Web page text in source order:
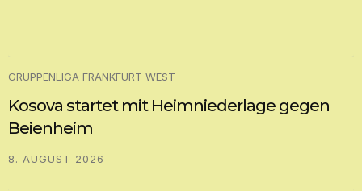
GRUPPENLIGA FRANKFURT WEST
Kosova startet mit Heimniederlage gegen
Beienheim
8. AUGUST 2026